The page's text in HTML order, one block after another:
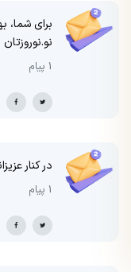
برای
1 پیام
در کنار
1 پیام